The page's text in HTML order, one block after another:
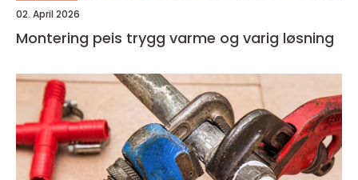
02. April 2026
Montering peis trygg varme og varig løsning